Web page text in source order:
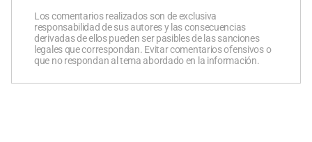
Los comentarios realizados son de exclusiva
responsabilidad de sus autores y las consecuencias
derivadas de ellos pueden ser pasibles de las sanciones
legales que correspondan. Evitar comentarios ofensivos o
que no respondan al tema abordado en la información.